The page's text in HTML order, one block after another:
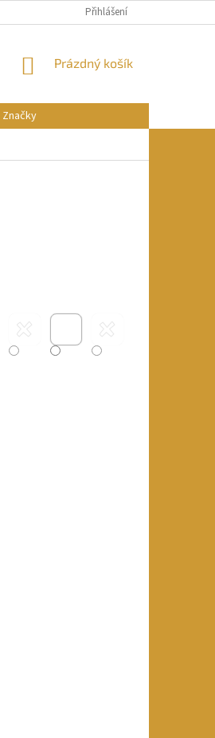
KDE NÁS NAJDETE
Přihlášení
NÁKUPNÍ
Prázdný košík
Značky